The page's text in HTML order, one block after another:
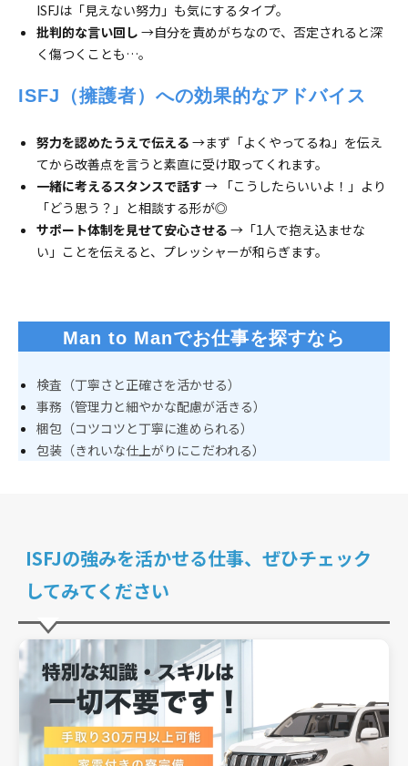
ISFJは「見えない努力」も気にするタイプ。
批判的な言い回し →自分を責めがちなので、否定されると深
く傷つくことも…。
ISFJ（擁護者）への効果的なアドバイス
努力を認めたうえで伝える →まず「よくやってるね」を伝え
てから改善点を言うと素直に受け取ってくれます。
一緒に考えるスタンスで話す → 「こうしたらいいよ！」より
「どう思う？」と相談する形が◎
サポート体制を見せて安心させる →「1人で抱え込ませな
い」ことを伝えると、プレッシャーが和らぎます。
Man to Manでお仕事を探すなら
検査（丁寧さと正確さを活かせる）
事務（管理力と細やかな配慮が活きる）
梱包（コツコツと丁寧に進められる）
包装（きれいな仕上がりにこだわれる）
ISFJの強みを活かせる仕事、ぜひチェック
してみてください